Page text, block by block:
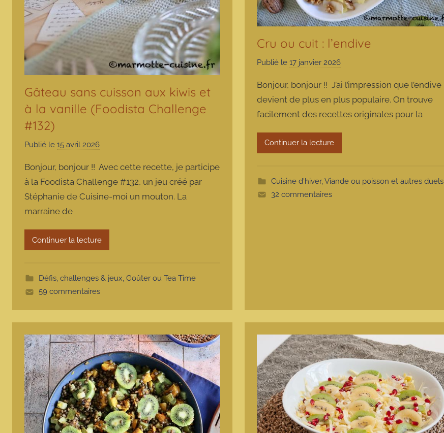
Gâteau sans cuisson aux kiwis et
à la vanille (Foodista Challenge
#132)
Publié le 15 avril 2026
r
m
a
o
t
e
Bonjour, bonjour !! Avec cette recette, je participe
à la Foodista Challenge #132, un jeu créé par
Stéphanie de Cuisine-moi un mouton. La
marraine de
Continuer la lecture
Défis, challenges & jeux, Goûter ou Tea Time
59 commentaires
Cru ou cuit : l’endive
Publié le17 janvier 2026
r
m
a
o
t
Bonjour, bonjour !! J’ai l’impression que l’endive
devient de plus en plus populaire. On trouve
facilement des recettes originales pour la
Continuer la lecture
Cuisine d'hiver,Viande ou poisson et autres duels
32 commentaires